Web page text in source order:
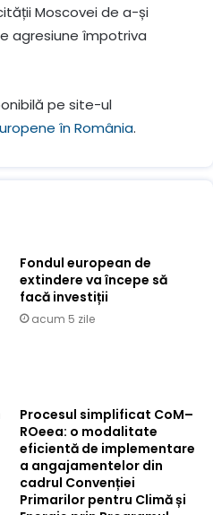
Moscovei de a-și
agresiune împotriva
pe site-ul
în România.
Fondul european de
extindere va începe să
facă investiții
acum 5 zile
Procesul simplificat CoM–
ROeea: o modalitate
eficientă de implementare
a angajamentelor din
cadrul Convenției
Primarilor pentru Climă și